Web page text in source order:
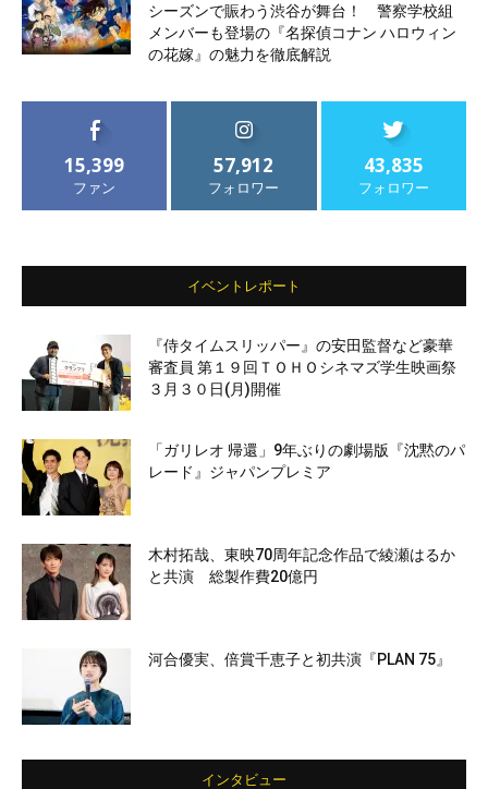
シーズンで賑わう渋谷が舞台！ 警察学校組
メンバーも登場の『名探偵コナン ハロウィン
の花嫁』の魅力を徹底解説
15,399
ファン
57,912
フォロワー
43,835
フォロワー
イベントレポート
『侍タイムスリッパー』の安田監督など豪華
審査員 第１９回ＴＯＨＯシネマズ学生映画祭
３月３０日(月)開催
「ガリレオ 帰還」9年ぶりの劇場版『沈黙のパ
レード』ジャパンプレミア
木村拓哉、東映70周年記念作品で綾瀬はるか
と共演 総製作費20億円
河合優実、倍賞千恵子と初共演『PLAN 75』
インタビュー